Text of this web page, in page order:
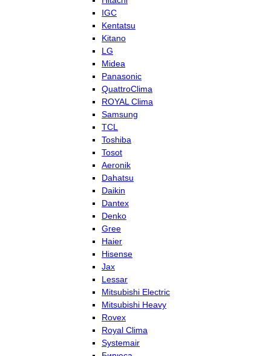
IGC
Kentatsu
Kitano
LG
Midea
Panasonic
QuattroClima
ROYAL Clima
Samsung
TCL
Toshiba
Tosot
Aeronik
Dahatsu
Daikin
Dantex
Denko
Gree
Haier
Hisense
Jax
Lessar
Mitsubishi Electric
Mitsubishi Heavy
Rovex
Royal Clima
Systemair